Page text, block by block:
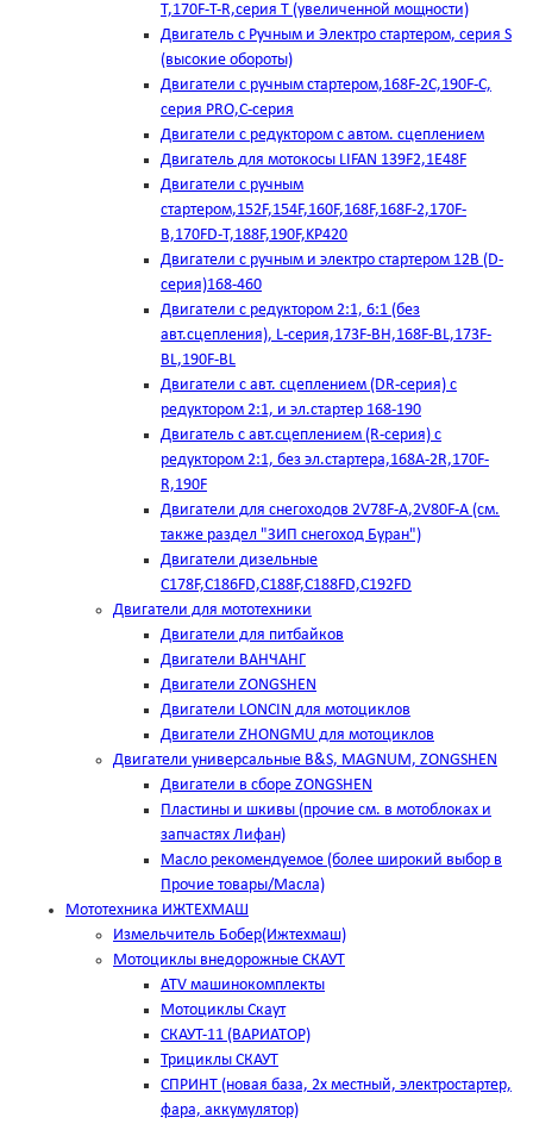
T,170F-T-R,серия Т (увеличенной мощности)
Двигатель с Ручным и Электро стартером, серия S
(высокие обороты)
Двигатели с ручным стартером,168F-2C,190F-C,
серия PRO,C-серия
Двигатели с редуктором с автом. сцеплением
Двигатель для мотокосы LIFAN 139F2,1E48F
Двигатели с ручным
стартером,152F,154F,160F,168F,168F-2,170F-
B,170FD-T,188F,190F,KP420
Двигатели с ручным и электро стартером 12В (D-
серия)168-460
Двигатели с редуктором 2:1, 6:1 (без
авт.сцепления), L-серия,173F-BH,168F-BL,173F-
BL,190F-BL
Двигатели с авт. сцеплением (DR-серия) с
редуктором 2:1, и эл.стартер 168-190
Двигатель с авт.сцеплением (R-серия) с
редуктором 2:1, без эл.стартера,168А-2R,170F-
R,190F
Двигатели для снегоходов 2V78F-A,2V80F-A (см.
также раздел "ЗИП снегоход Буран")
Двигатели дизельные
C178F,С186FD,C188F,C188FD,C192FD
Двигатели для мототехники
Двигатели для питбайков
Двигатели ВАНЧАНГ
Двигатели ZONGSHEN
Двигатели LONCIN для мотоциклов
Двигатели ZHONGMU для мотоциклов
Двигатели универсальные B&S, MAGNUM, ZONGSHEN
Двигатели в сборе ZONGSHEN
Пластины и шкивы (прочие см. в мотоблоках и
запчастях Лифан)
Масло рекомендуемое (более широкий выбор в
Прочие товары/Масла)
Мототехника ИЖТЕХМАШ
Измельчитель Бобер(Ижтехмаш)
Мотоциклы внедорожные СКАУТ
ATV машинокомплекты
Мотоциклы Скаут
СКАУТ-11 (ВАРИАТОР)
Трициклы СКАУТ
СПРИНТ (новая база, 2х местный, электростартер,
фара, аккумулятор)